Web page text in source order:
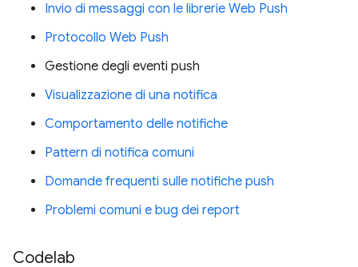
Invio di messaggi con le librerie Web Push
Protocollo Web Push
Gestione degli eventi push
Visualizzazione di una notifica
Comportamento delle notifiche
Pattern di notifica comuni
Domande frequenti sulle notifiche push
Problemi comuni e bug dei report
Codelab